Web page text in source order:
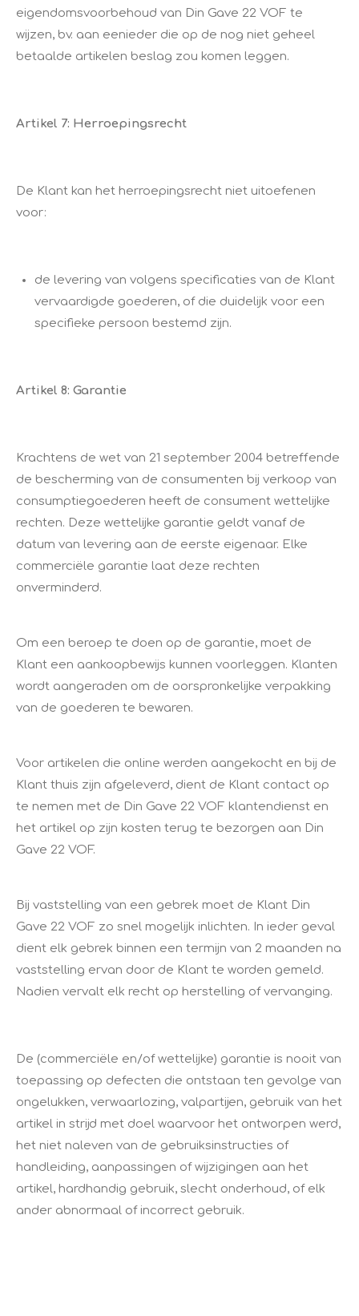
eigendomsvoorbehoud van Din Gave 22 VOF te
wijzen, bv. aan eenieder die op de nog niet geheel
betaalde artikelen beslag zou komen leggen.
Artikel 7: Herroepingsrecht
De Klant kan het herroepingsrecht niet uitoefenen
voor:
de levering van volgens specificaties van de Klant
vervaardigde goederen, of die duidelijk voor een
specifieke persoon bestemd zijn.
Artikel 8: Garantie
Krachtens de wet van 21 september 2004 betreffende
de bescherming van de consumenten bij verkoop van
consumptiegoederen heeft de consument wettelijke
rechten. Deze wettelijke garantie geldt vanaf de
datum van levering aan de eerste eigenaar. Elke
commerciële garantie laat deze rechten
onverminderd.
Om een beroep te doen op de garantie, moet de
Klant een aankoopbewijs kunnen voorleggen. Klanten
wordt aangeraden om de oorspronkelijke verpakking
van de goederen te bewaren.
Voor artikelen die online werden aangekocht en bij de
Klant thuis zijn afgeleverd, dient de Klant contact op
te nemen met de Din Gave 22 VOF klantendienst en
het artikel op zijn kosten terug te bezorgen aan Din
Gave 22 VOF.
Bij vaststelling van een gebrek moet de Klant Din
Gave 22 VOF zo snel mogelijk inlichten. In ieder geval
dient elk gebrek binnen een termijn van 2 maanden na
vaststelling ervan door de Klant te worden gemeld.
Nadien vervalt elk recht op herstelling of vervanging.
De (commerciële en/of wettelijke) garantie is nooit van
toepassing op defecten die ontstaan ten gevolge van
ongelukken, verwaarlozing, valpartijen, gebruik van het
artikel in strijd met doel waarvoor het ontworpen werd,
het niet naleven van de gebruiksinstructies of
handleiding, aanpassingen of wijzigingen aan het
artikel, hardhandig gebruik, slecht onderhoud, of elk
ander abnormaal of incorrect gebruik.